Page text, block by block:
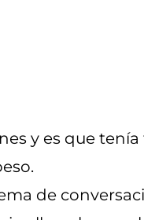
y es que
de